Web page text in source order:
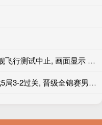
盛康优配优配 SpaceX 第 13 次星舰飞行测试中止, 画面显示 4 个引擎未点火
牛盈宝 拒绝被爆冷! 马龙/许昕恶战5局3-2过关, 晋级全锦赛男双8强冲冠